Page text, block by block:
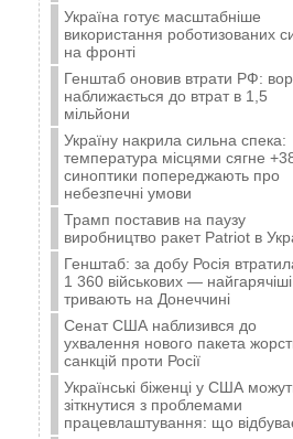
Україна готує масштабніше
використання роботизованих
на фронті
Генштаб оновив втрати РФ:
наближається до втрат в 1,5
мільйони
Україну накрила сильна спека:
температура місцями сягне
синоптики попереджають про
небезпечні умови
Трамп поставив на паузу
виробництво ракет Patriot в
Генштаб: за добу Росія
1 360 військових —
тривають на Донеччині
Сенат США наблизився до
ухвалення нового пакета
санкцій проти Росії
Українські біженці у США
зіткнутися з проблемами
працевлаштування: що